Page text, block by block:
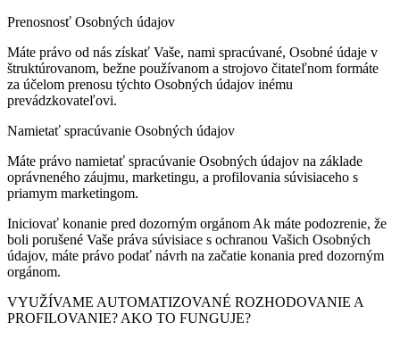
Prenosnosť Osobných údajov
Máte právo od nás získať Vaše, nami spracúvané, Osobné údaje v
štruktúrovanom, bežne používanom a strojovo čitateľnom formáte
za účelom prenosu týchto Osobných údajov inému
prevádzkovateľovi.
Namietať spracúvanie Osobných údajov
Máte právo namietať spracúvanie Osobných údajov na základe
oprávneného záujmu, marketingu, a profilovania súvisiaceho s
priamym marketingom.
Iniciovať konanie pred dozorným orgánom Ak máte podozrenie, že
boli porušené Vaše práva súvisiace s ochranou Vašich Osobných
údajov, máte právo podať návrh na začatie konania pred dozorným
orgánom.
VYUŽÍVAME AUTOMATIZOVANÉ ROZHODOVANIE A
PROFILOVANIE? AKO TO FUNGUJE?